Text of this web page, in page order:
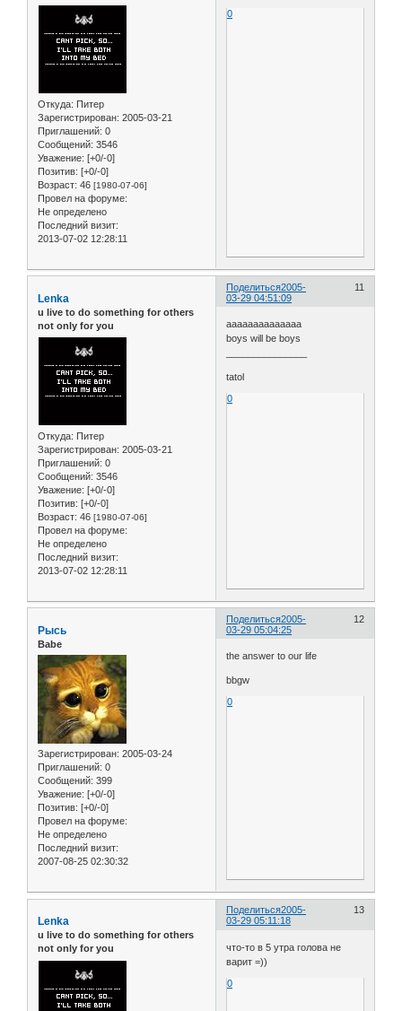
Откуда: Питер
Зарегистрирован: 2005-03-21
Приглашений: 0
Сообщений: 3546
Уважение: [+0/-0]
Позитив: [+0/-0]
Возраст: 46 [1980-07-06]
Провел на форуме:
Не определено
Последний визит:
2013-07-02 12:28:11
0
Поделиться 11
2005-
03-29 04:51:09
Lenka
u live to do something for others
not only for you
Откуда: Питер
Зарегистрирован: 2005-03-21
Приглашений: 0
Сообщений: 3546
Уважение: [+0/-0]
Позитив: [+0/-0]
Возраст: 46 [1980-07-06]
Провел на форуме:
Не определено
Последний визит:
2013-07-02 12:28:11
аааааааааааааа
boys will be boys
tatol
0
Поделиться 12
2005-
03-29 05:04:25
Рысь
Babe
Зарегистрирован: 2005-03-24
Приглашений: 0
Сообщений: 399
Уважение: [+0/-0]
Позитив: [+0/-0]
Провел на форуме:
Не определено
Последний визит:
2007-08-25 02:30:32
the answer to our life
bbgw
0
Поделиться 13
2005-
03-29 05:11:18
Lenka
u live to do something for others
not only for you
что-то в 5 утра голова не
варит =))
0